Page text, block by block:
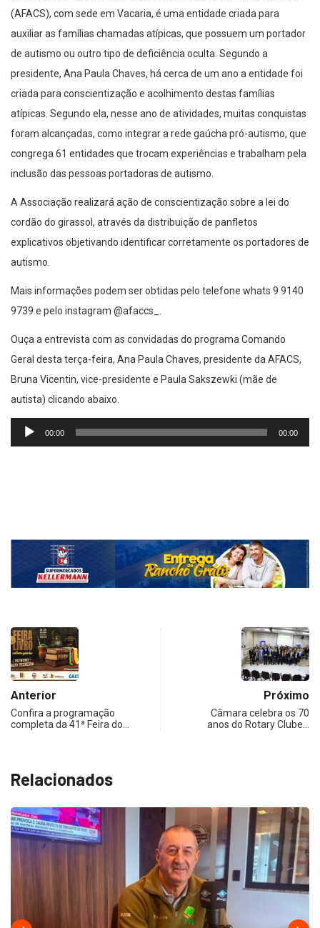
(AFACS), com sede em Vacaria, é uma entidade criada para
auxiliar as famílias chamadas atípicas, que possuem um portador
de autismo ou outro tipo de deficiência oculta. Segundo a
presidente, Ana Paula Chaves, há cerca de um ano a entidade foi
criada para conscientização e acolhimento destas famílias
atípicas. Segundo ela, nesse ano de atividades, muitas conquistas
foram alcançadas, como integrar a rede gaúcha pró-autismo, que
congrega 61 entidades que trocam experiências e trabalham pela
inclusão das pessoas portadoras de autismo.
A Associação realizará ação de conscientização sobre a lei do
cordão do girassol, através da distribuição de panfletos
explicativos objetivando identificar corretamente os portadores de
autismo.
Mais informações podem ser obtidas pelo telefone whats 9 9140
9739 e pelo instagram @afaccs_.
Ouça a entrevista com as convidadas do programa Comando
Geral desta terça-feira, Ana Paula Chaves, presidente da AFACS,
Bruna Vicentin, vice-presidente e Paula Sakszewki (mãe de
autista) clicando abaixo.
Tocador
00:00 00:00
Anterior
Confira a programação
completa da 41ª Feira do…
Próximo
Câmara celebra os 70
anos do Rotary Clube…
Relacionados